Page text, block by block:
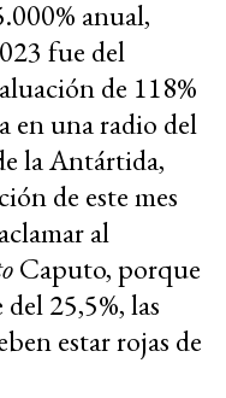
anual,
fue del
de 118%
en una radio del
la Antártida,
de este mes
al
Caputo, porque
25,5%, las
estar rojas de